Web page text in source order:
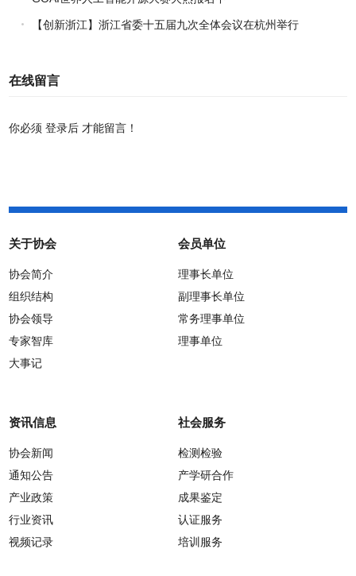
【创新浙江】浙江省委十五届九次全体会议在杭州举行
在线留言
你必须登录后 才能留言！
关于协会
协会简介
组织结构
协会领导
专家智库
大事记
会员单位
理事长单位
副理事长单位
常务理事单位
理事单位
资讯信息
协会新闻
通知公告
产业政策
行业资讯
视频记录
社会服务
检测检验
产学研合作
成果鉴定
认证服务
培训服务